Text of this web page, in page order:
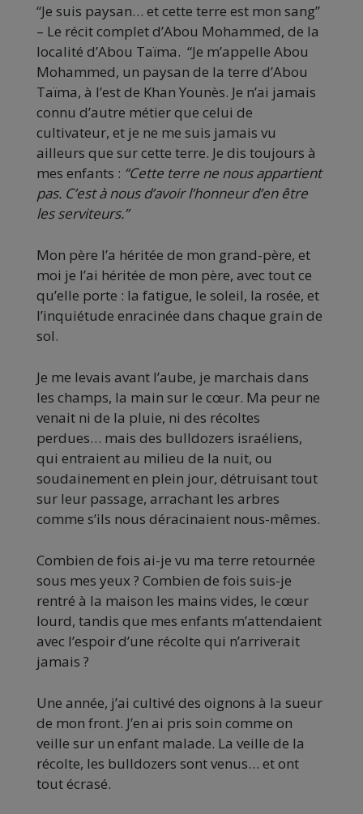
“Je suis paysan… et cette terre est mon sang”
– Le récit complet d’Abou Mohammed, de la
localité d’Abou Taïma. “Je m’appelle Abou
Mohammed, un paysan de la terre d’Abou
Taïma, à l’est de Khan Younès. Je n’ai jamais
connu d’autre métier que celui de
cultivateur, et je ne me suis jamais vu
ailleurs que sur cette terre. Je dis toujours à
mes enfants : “Cette terre ne nous appartient
pas. C’est à nous d’avoir l’honneur d’en être
les serviteurs.”
Mon père l’a héritée de mon grand-père, et
moi je l’ai héritée de mon père, avec tout ce
qu’elle porte : la fatigue, le soleil, la rosée, et
l’inquiétude enracinée dans chaque grain de
sol.
Je me levais avant l’aube, je marchais dans
les champs, la main sur le cœur. Ma peur ne
venait ni de la pluie, ni des récoltes
perdues… mais des bulldozers israéliens,
qui entraient au milieu de la nuit, ou
soudainement en plein jour, détruisant tout
sur leur passage, arrachant les arbres
comme s’ils nous déracinaient nous-mêmes.
Combien de fois ai-je vu ma terre retournée
sous mes yeux ? Combien de fois suis-je
rentré à la maison les mains vides, le cœur
lourd, tandis que mes enfants m’attendaient
avec l’espoir d’une récolte qui n’arriverait
jamais ?
Une année, j’ai cultivé des oignons à la sueur
de mon front. J’en ai pris soin comme on
veille sur un enfant malade. La veille de la
récolte, les bulldozers sont venus… et ont
tout écrasé.